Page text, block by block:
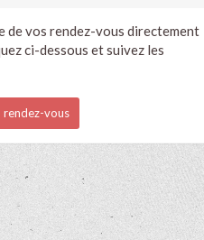
de vos rendez-vous directement
ci-dessous et suivez les
rendez-vous